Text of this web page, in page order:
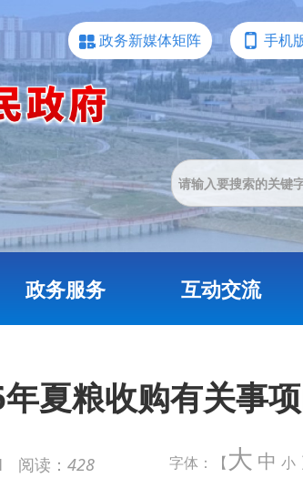
政务新媒体矩阵 手机
政务服务 互动交流
夏粮收购有关事
阅读： 428 字体：【大 中 小
粮食收购相关政策，方便广大种粮群众便捷